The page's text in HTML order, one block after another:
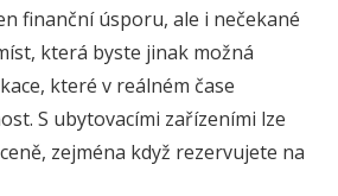
finanční úsporu, ale i nečekané
která byste jinak možná
které v reálném čase
S ubytovacími zařízeními lze
zejména když rezervujete na